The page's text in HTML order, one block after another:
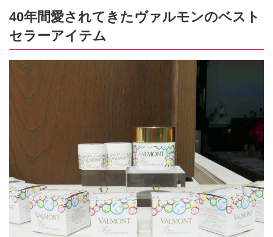
40年間愛されてきたヴァルモンのベスト
セラーアイテム